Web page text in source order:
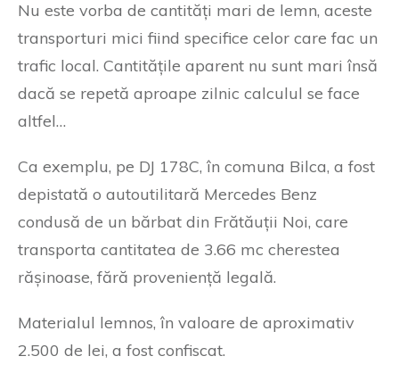
Nu este vorba de cantități mari de lemn, aceste
transporturi mici fiind specifice celor care fac un
trafic local. Cantitățile aparent nu sunt mari însă
dacă se repetă aproape zilnic calculul se face
altfel…
Ca exemplu, pe DJ 178C, în comuna Bilca, a fost
depistată o autoutilitară Mercedes Benz
condusă de un bărbat din Frătăuții Noi, care
transporta cantitatea de 3.66 mc cherestea
rășinoase, fără proveniență legală.
Materialul lemnos, în valoare de aproximativ
2.500 de lei, a fost confiscat.